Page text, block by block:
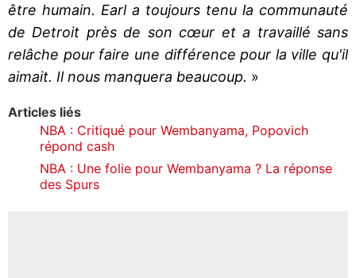
être humain. Earl a toujours tenu la communauté
de Detroit près de son cœur et a travaillé sans
relâche pour faire une différence pour la ville qu'il
aimait. Il nous manquera beaucoup. »
Articles liés
NBA : Critiqué pour Wembanyama, Popovich
répond cash
NBA : Une folie pour Wembanyama ? La réponse
des Spurs